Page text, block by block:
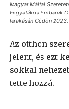
Magyar Máltai
Fogyatékos Emberek
lerakásán Gödön
Az otthon
jelent, és ezt
sokkal
tette hozzá.